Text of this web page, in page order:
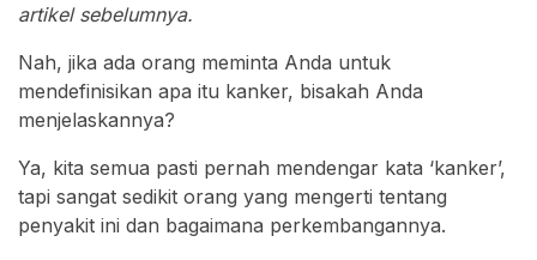
artikel sebelumnya.
Nah, jika ada orang meminta Anda untuk
mendefinisikan apa itu kanker, bisakah Anda
menjelaskannya?
Ya, kita semua pasti pernah mendengar kata ‘kanker’,
tapi sangat sedikit orang yang mengerti tentang
penyakit ini dan bagaimana perkembangannya.